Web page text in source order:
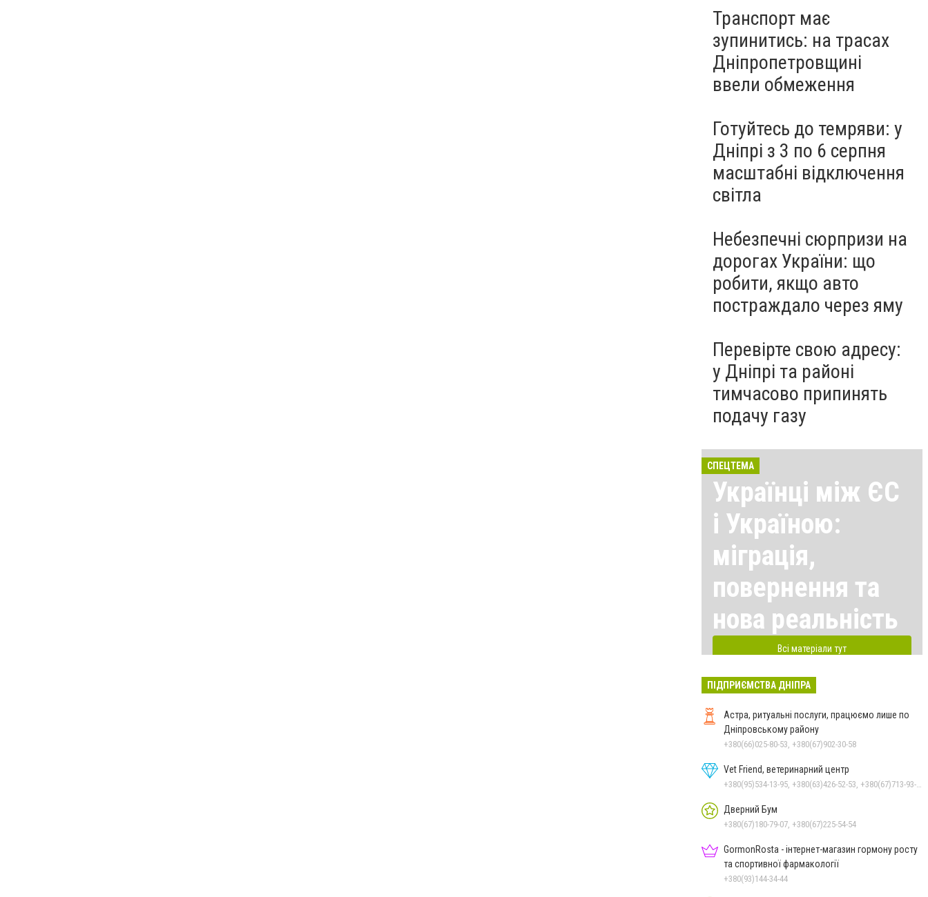
Транспорт має
зупинитись: на трасах
Дніпропетровщині
ввели обмеження
Готуйтесь до темряви: у
Дніпрі з 3 по 6 серпня
масштабні відключення
світла
Небезпечні сюрпризи на
дорогах України: що
робити, якщо авто
постраждало через яму
Перевірте свою адресу:
у Дніпрі та районі
тимчасово припинять
подачу газу
СПЕЦТЕМА
Українці між ЄС
і Україною:
міграція,
повернення та
нова реальність
Всі матеріали тут
ПІДПРИЄМСТВА ДНІПРА
Астра, ритуальні послуги, працюємо лише по
Дніпровському району
+380(66)025-80-53, +380(67)902-30-58
Vet Friend, ветеринарний центр
Дверний Бум
+380(67)180-79-07, +380(67)225-54-54
GormonRosta - інтернет-магазин гормону росту
та спортивної фармакології
+380(93)144-34-44